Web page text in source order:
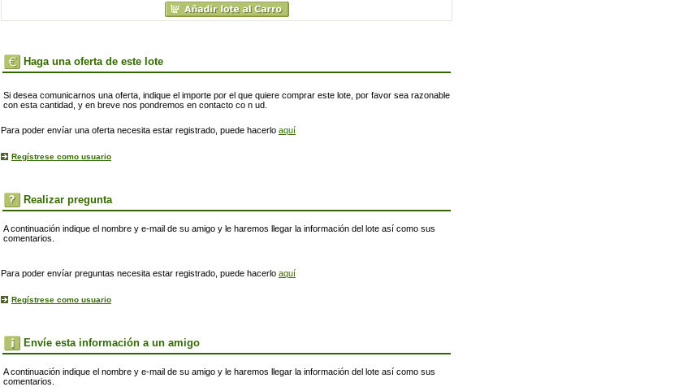
Haga una oferta de este lote
Si desea comunicarnos una oferta, indique el importe por el que quiere comprar este lote, por favor sea razonable
con esta cantidad, y en breve nos pondremos en contacto co n ud.
Para poder envíar una oferta necesita estar registrado, puede hacerlo aquí
Regístrese como usuario
Realizar pregunta
A continuación indique el nombre y e-mail de su amigo y le haremos llegar la información del lote así como sus
comentarios.
Para poder envíar preguntas necesita estar registrado, puede hacerlo aquí
Regístrese como usuario
Envíe esta información a un amigo
A continuación indique el nombre y e-mail de su amigo y le haremos llegar la información del lote así como sus
comentarios.